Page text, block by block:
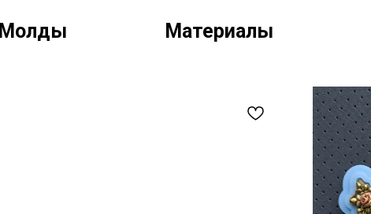
Молды Материалы